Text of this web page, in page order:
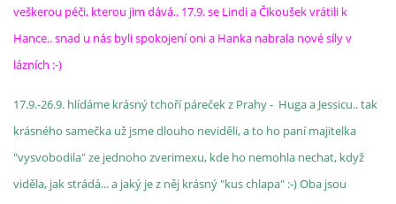
veškerou péči, kterou jim dává.. 17.9. se Lindi a Čikoušek vrátili k
Hance.. snad u nás byli spokojení oni a Hanka nabrala nové síly v
lázních :-)
17.9.-26.9. hlídáme krásný tchoří páreček z Prahy - Huga a Jessicu.. tak
krásného samečka už jsme dlouho neviděli, a to ho paní majitelka
"vysvobodila" ze jednoho zverimexu, kde ho nemohla nechat, když
viděla, jak strádá... a jaký je z něj krásný "kus chlapa" :-) Oba jsou